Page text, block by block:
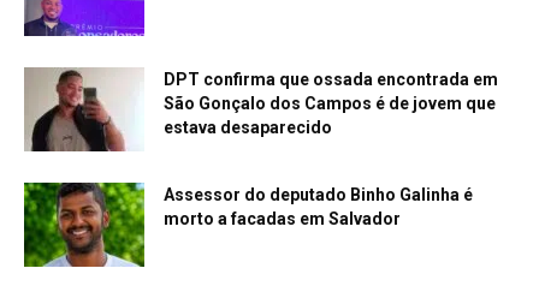
DPT confirma que ossada encontrada em
São Gonçalo dos Campos é de jovem que
estava desaparecido
Assessor do deputado Binho Galinha é
morto a facadas em Salvador